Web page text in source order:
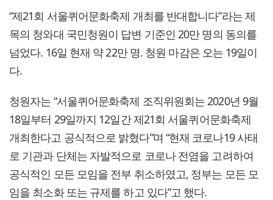
“제21회 서울퀴어문화축제 개최를 반대합니다”라는 제
목의 청와대 국민청원이 답변 기준인 20만 명의 동의를
넘었다. 16일 현재 약 22만 명. 청원 마감은 오는 19일이
다.
청원자는 “서울퀴어문화축제 조직위원회는 2020년 9월
18일부터 29일까지 12일간 제21회 서울퀴어문화축제
개최한다고 공식적으로 밝혔다”며 “현재 코로나19 사태
로 기관과 단체는 자발적으로 코로나 전염을 고려하여
공식적인 모든 모임을 전부 취소하였고, 정부는 모든 모
임을 최소화 또는 규제를 하고 있다”고 했다.